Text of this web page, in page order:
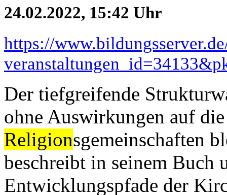
24.02.2022, 15:42 Uhr
https://
Der tiefgreifende
ohne Auswirkungen auf
Religionsgemeinschaften
beschreibt in seinem Buch
Entwicklungspfade der